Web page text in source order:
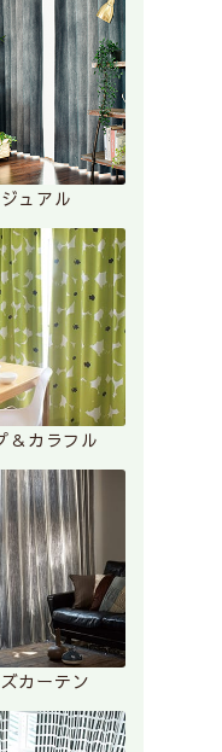
ュアル
＆カラフル
カーテン